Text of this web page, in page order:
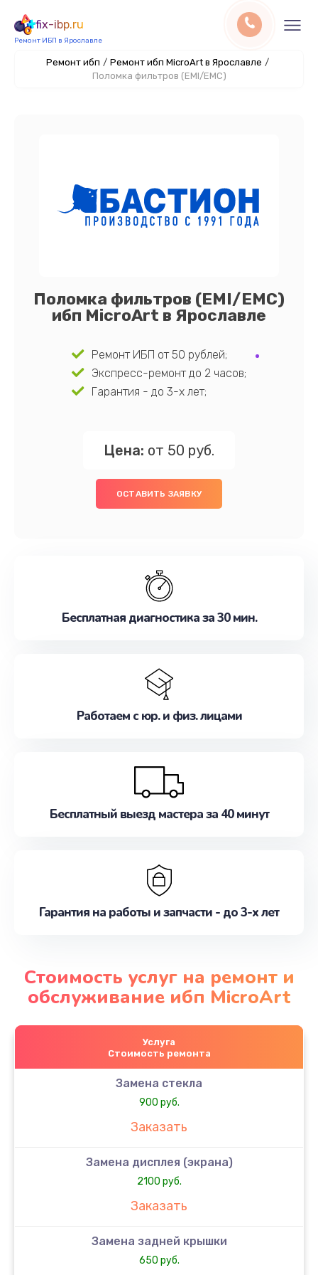
fix-ibp.ru
Ремонт ИБП в Ярославле
Ремонт ибп / Ремонт ибп MicroArt в Ярославле /
Поломка фильтров (EMI/EMC)
Поломка фильтров (EMI/EMC)
ибп MicroArt в Ярославле
Ремонт ИБП от 50 рублей;
Экспресс-ремонт до 2 часов;
Гарантия - до 3-х лет;
Цена: от 50 руб.
ОСТАВИТЬ ЗАЯВКУ
Бесплатная диагностика за 30 мин.
Работаем с юр. и физ. лицами
Бесплатный выезд мастера за 40 минут
Гарантия на работы и запчасти - до 3-х лет
Стоимость услуг на ремонт и
обслуживание ибп MicroArt
Услуга
Стоимость ремонта
Замена стекла
900 руб.
Заказать
Замена дисплея (экрана)
2100 руб.
Заказать
Замена задней крышки
650 руб.